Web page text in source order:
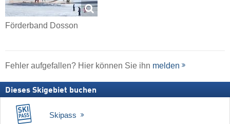
Förderband Dosson
Fehler aufgefallen? Hier können Sie ihn melden
Dieses Skigebiet buchen
Skipass